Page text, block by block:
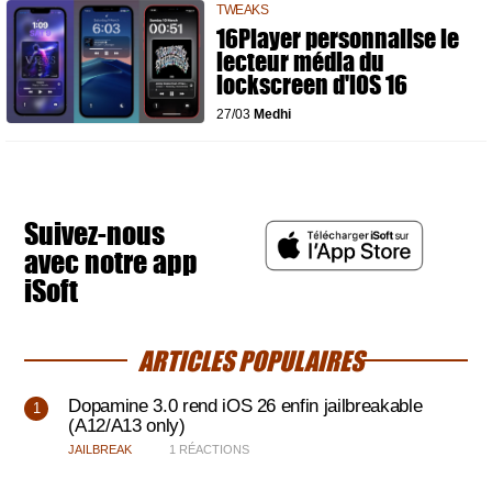
TWEAKS
16Player personnalise le
lecteur média du
lockscreen d'iOS 16
27/03 Medhi
Suivez-nous
avec notre app
iSoft
ARTICLES POPULAIRES
Dopamine 3.0 rend iOS 26 enfin jailbreakable
(A12/A13 only)
JAILBREAK 1 RÉACTIONS